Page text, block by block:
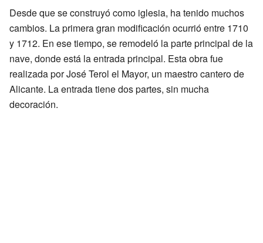
Desde que se construyó como iglesia, ha tenido muchos
cambios. La primera gran modificación ocurrió entre 1710
y 1712. En ese tiempo, se remodeló la parte principal de la
nave, donde está la entrada principal. Esta obra fue
realizada por José Terol el Mayor, un maestro cantero de
Alicante. La entrada tiene dos partes, sin mucha
decoración.